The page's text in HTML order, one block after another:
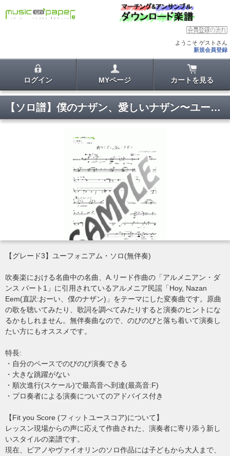
ようこそ ゲストさん
新規会員登録
ログイン MYページ カートを見る
【ソロ譜】僕のナザン、愛しいナザン〜ユーフォニアム・ソロ(無伴奏)
【グレード3】ユーフォニアム・ソロ(無伴奏)
吹奏楽における名曲中の名曲、A.リード作曲の「アルメニアン・ダ
ンス パート1」に引用されているアルメニア民謡「Hoy, Nazan
Eem(直訳:おーい、僕のナザン)」をテーマにした変奏曲です。原曲
の歌を聴いてみたり、歌詞を調べてみたりすると演奏のヒントにな
るかもしれません。無伴奏曲なので、のびのびと落ち着いて演奏し
たい方にもオススメです。
特長:
・自分のペースでのびのび演奏できる
・大きな跳躍がない
・順次進行(スケール)で最高音へ到達(最高音:F)
・プロ奏者による演奏についてのアドバイス付き
【Fit you Score (フィットユースコア)について】
レッスン現場からの声に応えて作曲された、演奏者に寄り添う新し
いスタイルの楽譜です。
現在、ピアノやヴァイオリンのソロ作品には子どもから大人まで、